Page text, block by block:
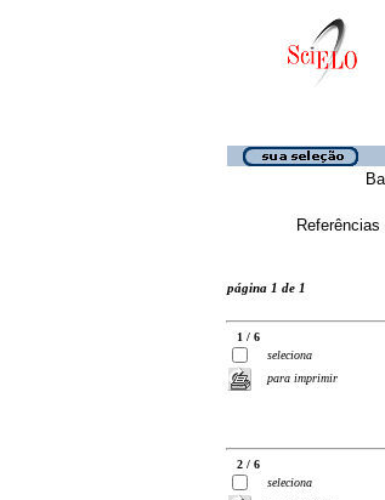
página 1 de 1
1 / 6
seleciona
para imprimir
2 / 6
seleciona